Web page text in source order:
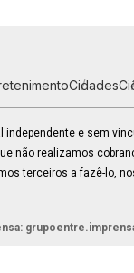
Cidades
independente e sem
não realizamos
terceiros a fazê-lo,